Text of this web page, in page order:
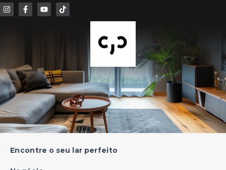
.
Encontre o seu lar perfeito